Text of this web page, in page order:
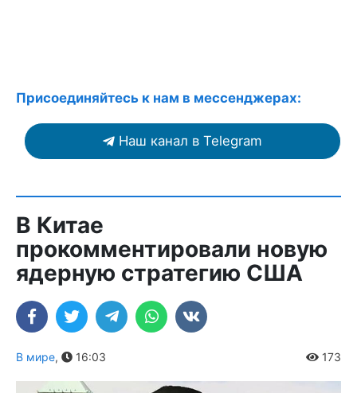
Присоединяйтесь к нам в мессенджерах:
Наш канал в Telegram
В Китае
прокомментировали новую
ядерную стратегию США
В мире, 16:03 173